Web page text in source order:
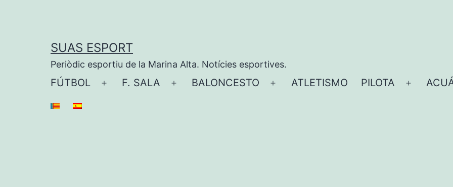
SUAS ESPORT
Periòdic esportiu de la Marina Alta. Notícies esportives.
FÚTBOL
Abrir
F. SALA
Abrir
BALONCESTO
Abrir
ATLETISMO PILOTA
Abrir